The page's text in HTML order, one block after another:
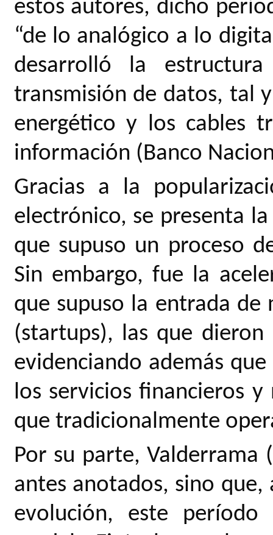
estos autores, dicho
“de lo analógico a lo
desarrolló la
transmisión de datos, tal
energético y los cables
información (Banco
Gracias a la
electrónico, se presenta
que supuso un proceso
Sin embargo, fue la
que supuso la entrada de
(startups), las que
evidenciando además
los servicios financieros
que tradicionalmente
Por su parte, Valderrama
antes anotados, sino que,
evolución, este